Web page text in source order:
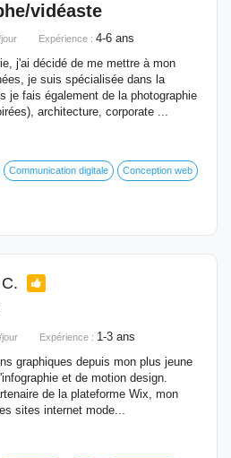
vidéaste
Expérience : 4-6 ans
j'ai décidé de me mettre à mon
je suis spécialisée dans la
je fais également de la photographie
architecture, corporate ...
Communication digitale Conception web
/jour Expérience : 1-3 ans
graphiques depuis mon plus jeune
et de motion design.
de la plateforme Wix, mon
sites internet mode...